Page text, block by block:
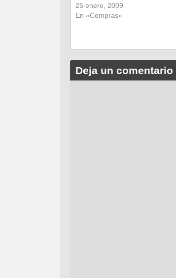
mensuales que sigo y para
algunos tomos quue me
25 enero, 2009
En «Compras»
Deja un comentario